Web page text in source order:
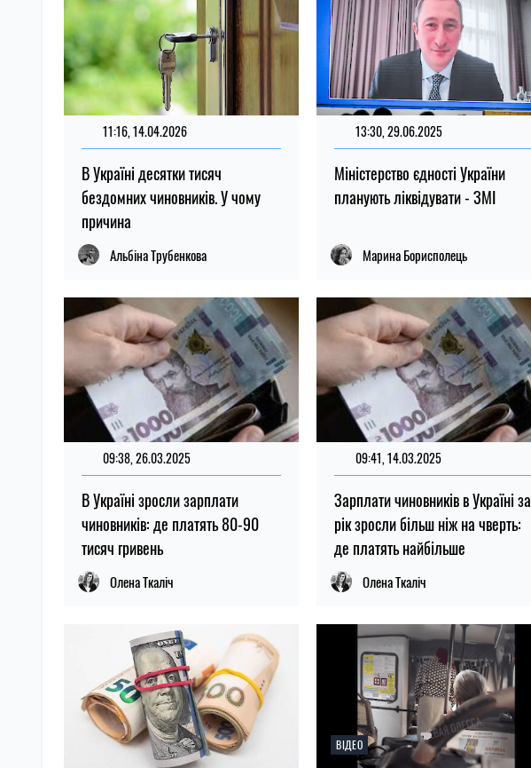
11:16, 14.04.2026
В Україні десятки тисяч
бездомних чиновників. У чому
причина
Альбіна Трубенкова
13:30, 29.06.2025
Міністерство єдності України
планують ліквідувати - ЗМІ
Марина Борисполець
09:38, 26.03.2025
В Україні зросли зарплати
чиновників: де платять 80-90
тисяч гривень
Олена Ткаліч
09:41, 14.03.2025
Зарплати чиновників в Україні за
рік зросли більш ніж на чверть:
де платять найбільше
Олена Ткаліч
ВІДЕО